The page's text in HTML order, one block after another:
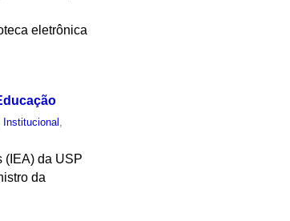
eletrônica
Institucional ,
(IEA) da USP
da